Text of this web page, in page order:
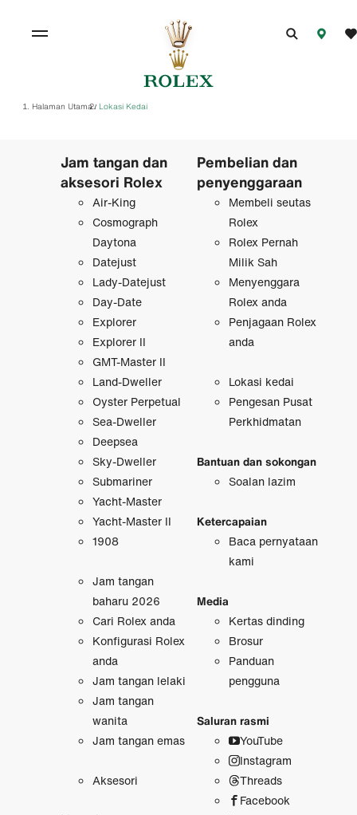
Halaman Utama/ Lokasi Kedai
Jam tangan dan
aksesori Rolex
Air-King
Cosmograph
Daytona
Datejust
Lady-Datejust
Day-Date
Explorer
Explorer II
GMT-Master II
Land-Dweller
Oyster Perpetual
Sea-Dweller
Deepsea
Sky-Dweller
Submariner
Yacht-Master
Yacht-Master II
1908
Jam tangan
baharu 2026
Cari Rolex anda
Konfigurasi Rolex
anda
Jam tangan lelaki
Jam tangan
wanita
Jam tangan emas
Aksesori
Pembelian dan
penyenggaraan
Membeli seutas
Rolex
Rolex Pernah
Milik Sah
Menyenggara
Rolex anda
Penjagaan Rolex
anda
Lokasi kedai
Pengesan Pusat
Perkhidmatan
Bantuan dan sokongan
Soalan lazim
Ketercapaian
Baca pernyataan
kami
Media
Kertas dinding
Brosur
Panduan
pengguna
Saluran rasmi
YouTube
Instagram
Threads
Facebook